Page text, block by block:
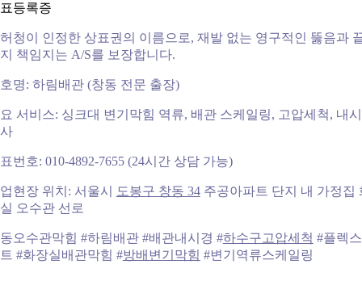
등록증
청이 인정한 상표권의 이름으로, 재발 없는 영구적인 뚫음과
책임지는 A/S를 보장합니다.
명: 하림배관 (창동 전문 출장)
서비스: 싱크대 변기막힘 역류, 배관 스케일링, 고압세척, 내
번호: 010-4892-7655 (24시간 상담 가능)
현장 위치: 서울시 도봉구 창동 34주공아파트 단지 내 가정집
오수관 선로
오수관막힘 #하림배관 #배관내시경 #하수구고압세척 #플렉
#화장실배관막힘 #방배변기막힘 #변기역류스케일링